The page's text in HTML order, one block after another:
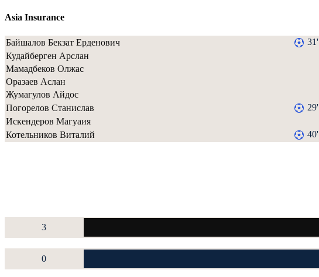
Asia Insurance
Байшалов Бекзат Ерденович
31'
Кудайберген Арслан
Мамадбеков Олжас
Оразаев Аслан
Жумагулов Айдос
Погорелов Станислав
29'
Искендеров Магуаия
Котельников Виталий
40'
3
0